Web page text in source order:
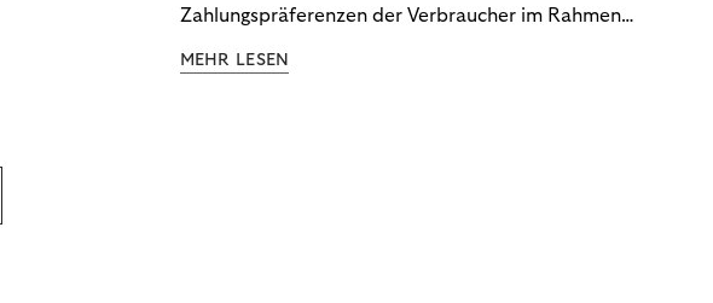
Zahlungspräferenzen der Verbraucher im Rahmen
Ergebnisse, um zu erfahren, wie Sie
MEHR LESEN